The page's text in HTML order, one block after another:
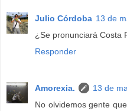
Julio Córdoba 13 de
¿Se pronunciará Costa
Responder
Amorexia.
13 de
No olvidemos gente